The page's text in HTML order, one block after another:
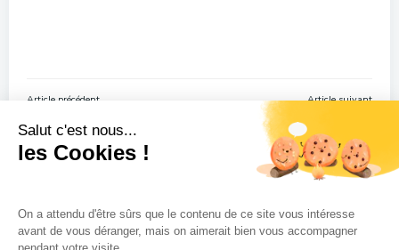
Navigation
l’article
Article précédent
Navigation
Article suivant
Salut c'est nous...
les Cookies !
On a attendu d'être sûrs que le contenu de ce site vous intéresse
avant de vous déranger, mais on aimerait bien vous accompagner